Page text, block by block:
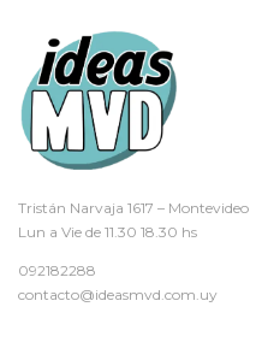
Tristán Narvaja 1617 – Montevideo
Lun a Vie de 11.30 18.30 hs
092182288
contacto@ideasmvd.com.uy